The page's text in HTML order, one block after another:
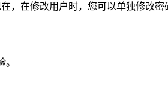
，在修改用户时，您可以单独修改密